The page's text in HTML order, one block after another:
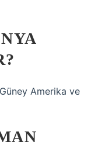
Amerika ve